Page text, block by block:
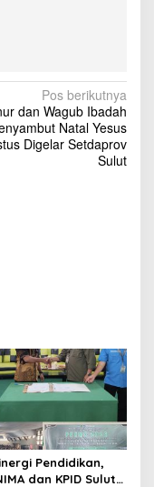
p
i
k
r
Pos berikutnya
dan Wagub Ibadah
Natal Yesus
Digelar Setdaprov
Sulut
Pendidikan,
dan KPID Sulut